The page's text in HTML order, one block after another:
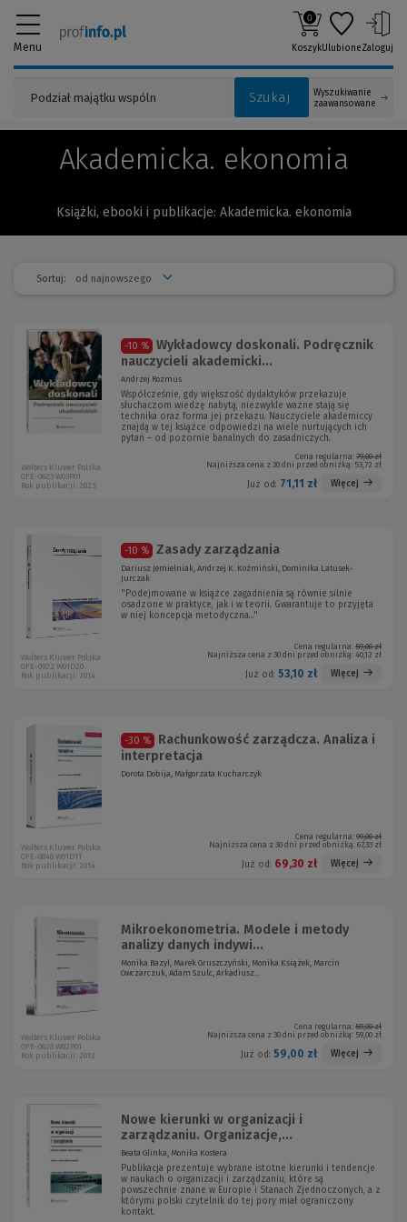
Menu
Szukaj
Wyszukiwanie
zaawansowane
0
KoszykUlubioneZaloguj
Akademicka. ekonomia
Książki, ebooki i publikacje: Akademicka. ekonomia
Sortuj:
-10 %
Wykładowcy doskonali. Podręcznik
nauczycieli akademicki...
Andrzej Rozmus
Współcześnie, gdy większość dydaktyków przekazuje
słuchaczom wiedzę nabytą, niezwykle ważne stają się
technika oraz forma jej przekazu. Nauczyciele akademiccy
znajdą w tej książce odpowiedzi na wiele nurtujących ich
pytań – od pozornie banalnych do zasadniczych.
Cena regularna: 79,00 zł
Najniższa cena z 30 dni przed obniżką: 53,72 zł
Już od: 71,11 zł Więcej
Wolters Kluwer Polska
OFE-0623 W03P01
Rok publikacji: 2025
-10 % Zasady zarządzania
Dariusz Jemielniak, Andrzej K. Koźmiński, Dominika Latusek-
Jurczak
"Podejmowane w książce zagadnienia są równie silnie
osadzone w praktyce, jak i w teorii. Gwarantuje to przyjęta
w niej koncepcja metodyczna..."
Cena regularna: 59,00 zł
Najniższa cena z 30 dni przed obniżką: 40,12 zł
Już od: 53,10 zł Więcej
Wolters Kluwer Polska
OFE-0922 W01D20
Rok publikacji: 2014
-30 %
Rachunkowość zarządcza. Analiza i
interpretacja
Dorota Dobija, Małgorzata Kucharczyk
Cena regularna: 99,00 zł
Najniższa cena z 30 dni przed obniżką: 67,33 zł
Już od: 69,30 zł Więcej
Wolters Kluwer Polska
OFE-0848 W01D11
Rok publikacji: 2014
Mikroekonometria. Modele i metody
analizy danych indywi...
Monika Bazyl, Marek Gruszczyński, Monika Książek, Marcin
Owczarczuk, Adam Szulc, Arkadiusz...
Cena regularna: 59,00 zł
Najniższa cena z 30 dni przed obniżką: 59,00 zł
Już od: 59,00 zł Więcej
Wolters Kluwer Polska
OFE-0628 W02P01
Rok publikacji: 2012
Nowe kierunki w organizacji i
zarządzaniu. Organizacje,...
Beata Glinka, Monika Kostera
Publikacja prezentuje wybrane istotne kierunki i tendencje
w naukach o organizacji i zarządzaniu, które są
powszechnie znane w Europie i Stanach Zjednoczonych, a z
którymi polski czytelnik do tej pory miał ograniczony
kontakt.